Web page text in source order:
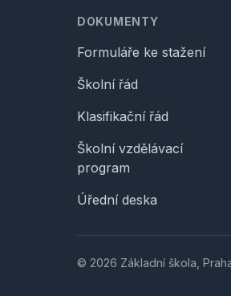
DOKUMENTY
Formuláře ke stažení
Školní řád
Klasifikační řád
Školní vzdělávací
program
Úřední deska
© 2026 Základní škola,